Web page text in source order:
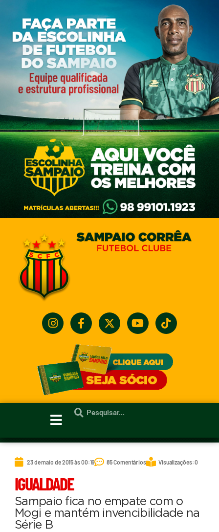
23 de maio de 2015 às 00:16 85 Comentários Visualizações: 0
IGUALDADE
Sampaio fica no empate com o
Mogi e mantém invencibilidade na
Série B